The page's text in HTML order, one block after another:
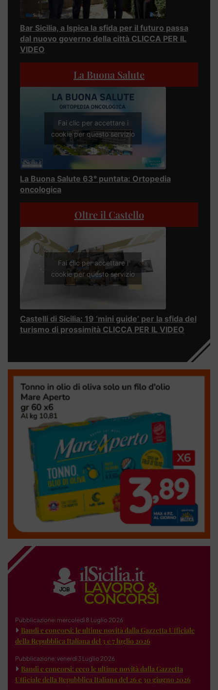
Bar Sicilia, a Ispica la sfida per il futuro passa
dal nuovo governo della città CLICCA PER IL
VIDEO
La Buona Salute
Fai clic per accettare i
cookie per questo servizio
La Buona Salute 63° puntata: Ortopedia
oncologica
Oltre il Castello
Fai clic per accettare i
cookie per questo servizio
Castelli di Sicilia: 19 ‘mini guide’ per la sfida del
turismo di prossimità CLICCA PER IL VIDEO
Pubblicazione: mercoledì 8 Luglio 2026
Bandi e concorsi: le ultime novità dalla Gazzetta Ufficiale
della Repubblica Italiana del 3 e 7 luglio 2026
Pubblicazione: venerdì 3 Luglio 2026
Bandi e concorsi: ecco le ultime novità dalla Gazzetta
Ufficiale della Repubblica Italiana del 26 e 30 giugno 2026